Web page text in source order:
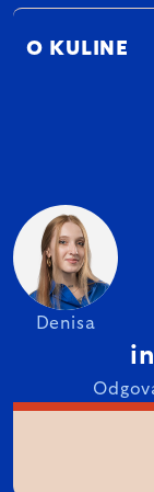
O KULINE
Denisa